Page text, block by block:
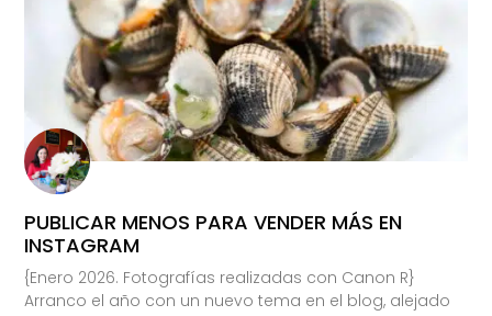
PUBLICAR MENOS PARA VENDER MÁS EN
INSTAGRAM
{Enero 2026. Fotografías realizadas con Canon R}
Arranco el año con un nuevo tema en el blog, alejado